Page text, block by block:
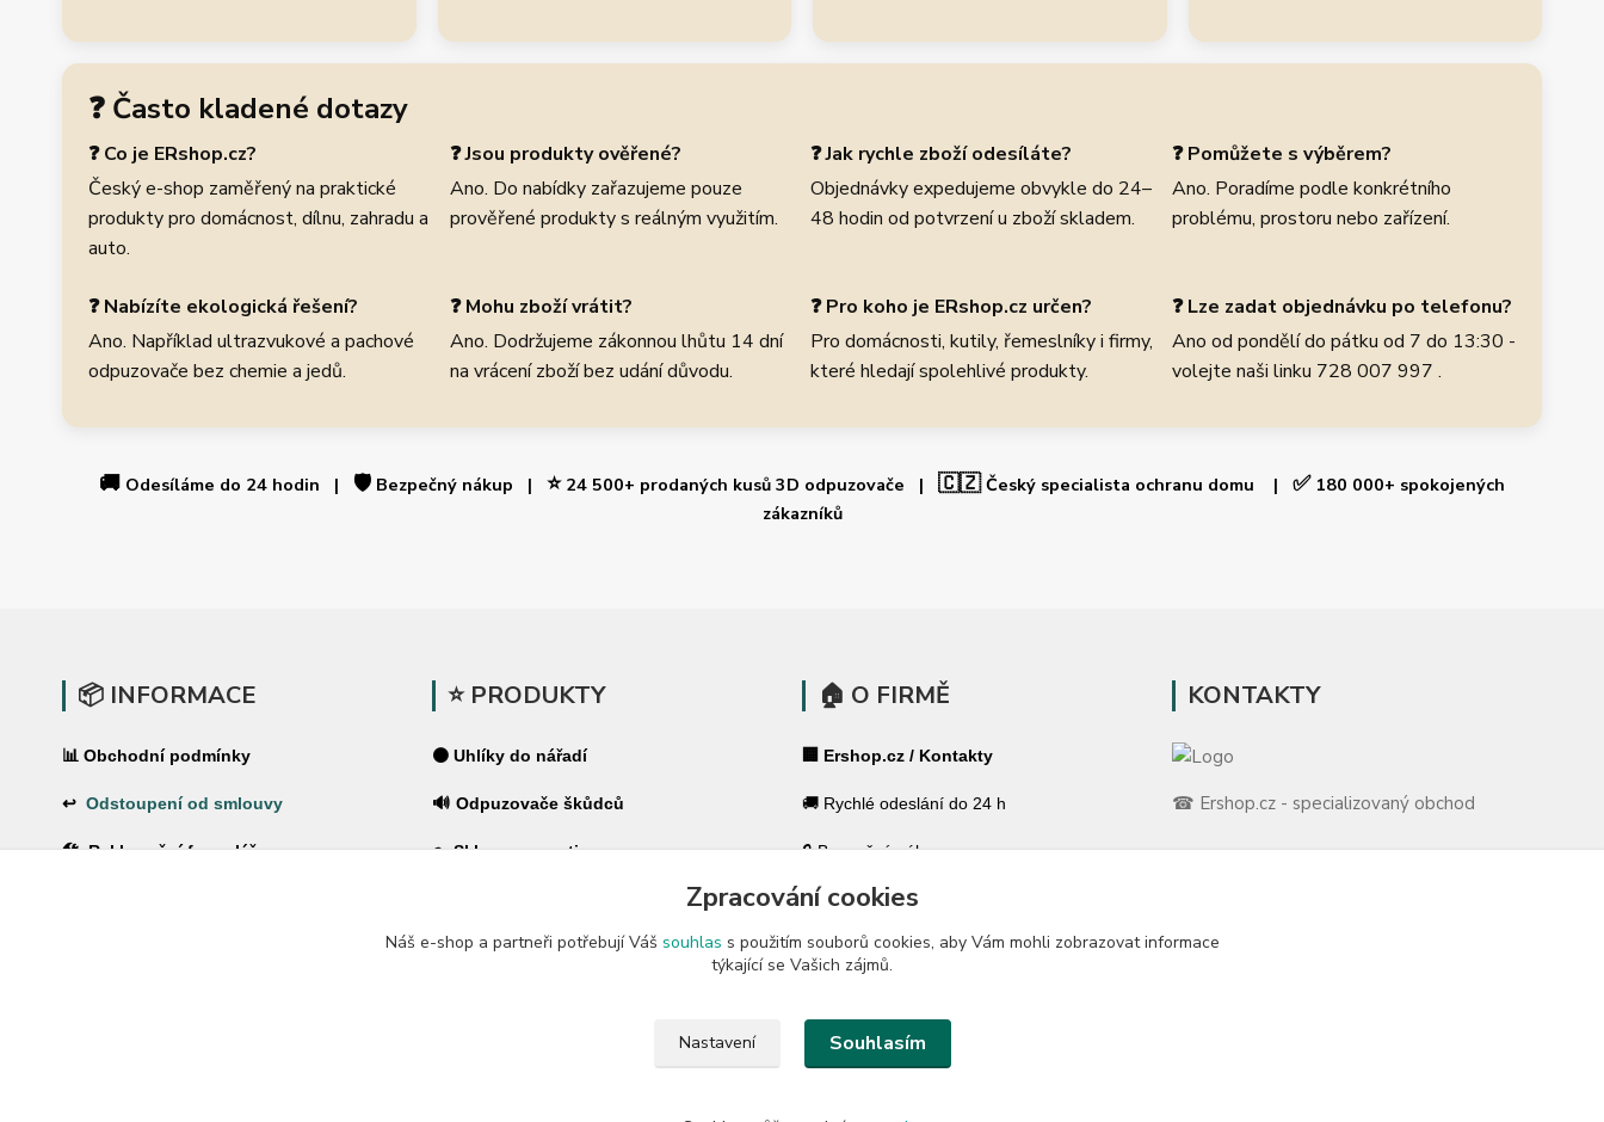
❓ Často kladené dotazy
❓ Co je ERshop.cz?
Český e-shop zaměřený na praktické
produkty pro domácnost, dílnu, zahradu a
auto.
❓ Jsou produkty ověřené?
Ano. Do nabídky zařazujeme pouze
prověřené produkty s reálným využitím.
❓ Jak rychle zboží odesíláte?
Objednávky expedujeme obvykle do 24–
48 hodin od potvrzení u zboží skladem.
❓ Pomůžete s výběrem?
Ano. Poradíme podle konkrétního
problému, prostoru nebo zařízení.
❓ Nabízíte ekologická řešení?
Ano. Například ultrazvukové a pachové
odpuzovače bez chemie a jedů.
❓ Mohu zboží vrátit?
Ano. Dodržujeme zákonnou lhůtu 14 dní
na vrácení zboží bez udání důvodu.
❓ Pro koho je ERshop.cz určen?
Pro domácnosti, kutily, řemeslníky i firmy,
které hledají spolehlivé produkty.
❓ Lze zadat objednávku po telefonu?
Ano od pondělí do pátku od 7 do 13:30 -
volejte naši linku 728 007 997 .
🚚 Odesíláme do 24 hodin | 🛡️ Bezpečný nákup | ⭐24 500+ prodaných kusů 3D odpuzovače | 🇨🇿Český specialista ochranu domu | ✅180 000+ spokojených
zákazníků
📦 INFORMACE
📊 Obchodní podmínky
↩ Odstoupení od smlouvy
🛠 Reklamační formulář
⭐ PRODUKTY
⚫ Uhlíky do nářadí
🔊 Odpuzovače škůdců
🪤 Sklopce a pasti
⚡ Elektrické ohradníky
🏠 O FIRMĚ
🏢 Ershop.cz / Kontakty
🚚 Rychlé odeslání do 24 h
🔒 Bezpečný nákup
⭐ 180 000+ spokojených zákazníků
🇨🇿 Český specialista pro váš dům
KONTAKTY
☎ Ershop.cz - specializovaný obchod
Zpracování cookies
Náš e-shop a partneři potřebují Váš souhlas s použitím souborů cookies, aby Vám mohli zobrazovat informace
týkající se Vašich zájmů.
Nastavení Souhlasím